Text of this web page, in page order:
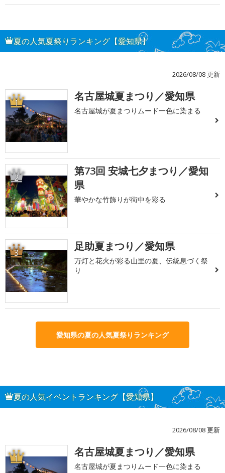
夏の人気夏祭りランキング【愛知県】
2026/08/08 更新
1 名古屋城夏まつり／愛知県
名古屋城が夏まつりムード一色に染まる
2
第73回 安城七夕まつり／愛知
県
華やかな竹飾りが街中を彩る
3 足助夏まつり／愛知県
万灯と花火が彩る山里の夏、伝統息づく祭
り
愛知県の夏の人気夏祭りランキング
夏の人気イベントランキング【愛知県】
2026/08/08 更新
1 名古屋城夏まつり／愛知県
名古屋城が夏まつりムード一色に染まる